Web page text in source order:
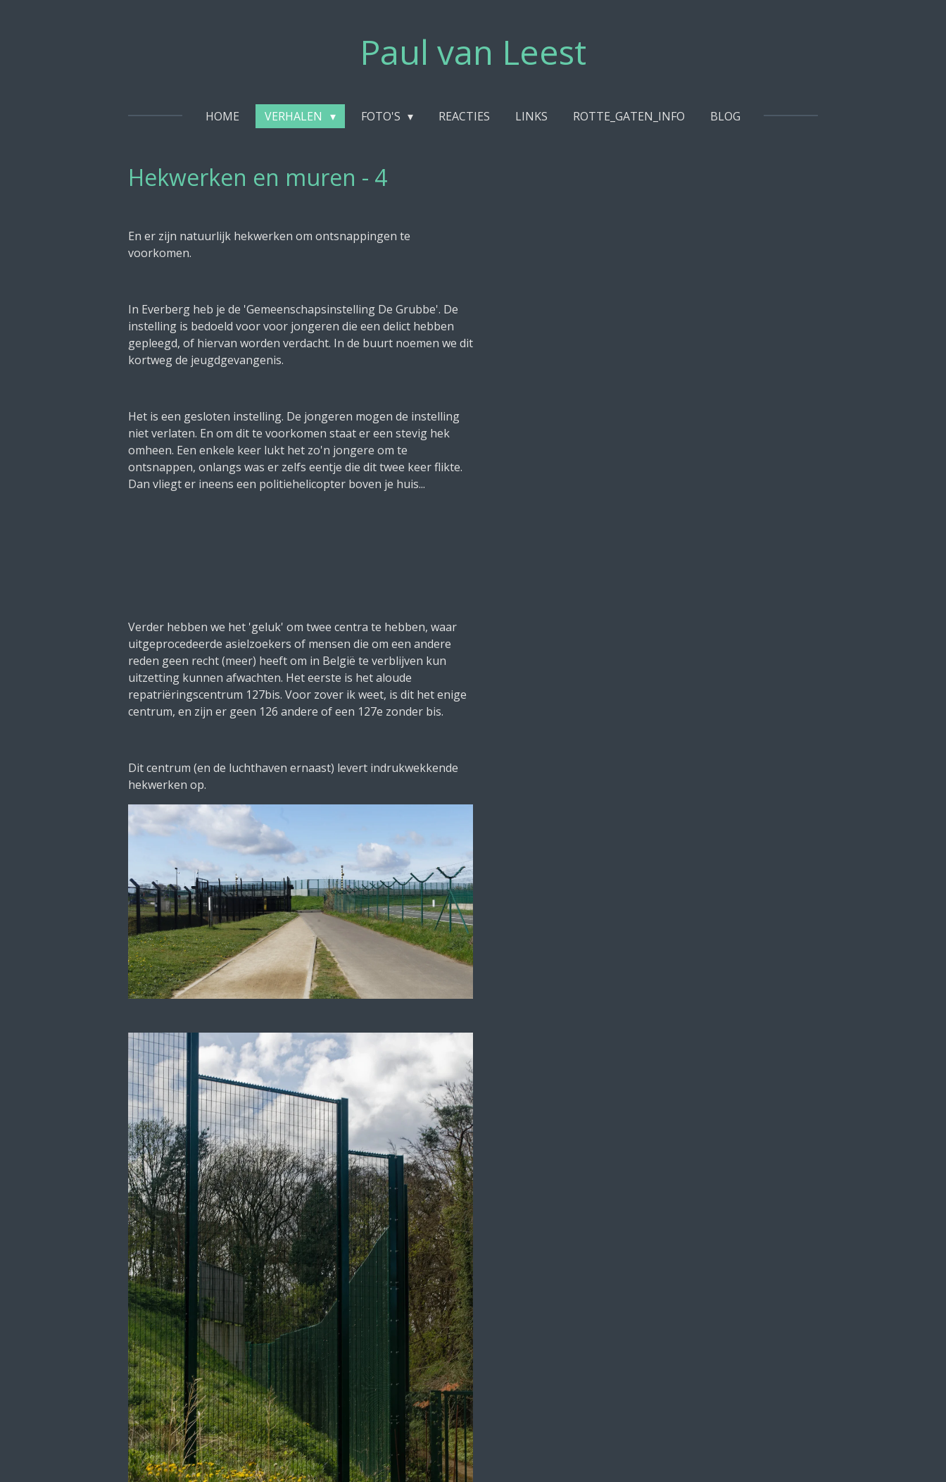
Paul van Leest
HOME VERHALEN FOTO'S REACTIES LINKS ROTTE_GATEN_INFO BLOG
Hekwerken en muren - 4
En er zijn natuurlijk hekwerken om ontsnappingen te
voorkomen.
In Everberg heb je de 'Gemeenschapsinstelling De Grubbe'. De
instelling is bedoeld voor voor jongeren die een delict hebben
gepleegd, of hiervan worden verdacht. In de buurt noemen we dit
kortweg de jeugdgevangenis.
Het is een gesloten instelling. De jongeren mogen de instelling
niet verlaten. En om dit te voorkomen staat er een stevig hek
omheen. Een enkele keer lukt het zo'n jongere om te
ontsnappen, onlangs was er zelfs eentje die dit twee keer flikte.
Dan vliegt er ineens een politiehelicopter boven je huis...
Verder hebben we het 'geluk' om twee centra te hebben, waar
uitgeprocedeerde asielzoekers of mensen die om een andere
reden geen recht (meer) heeft om in België te verblijven kun
uitzetting kunnen afwachten. Het eerste is het aloude
repatriëringscentrum 127bis. Voor zover ik weet, is dit het enige
centrum, en zijn er geen 126 andere of een 127e zonder bis.
Dit centrum (en de luchthaven ernaast) levert indrukwekkende
hekwerken op.